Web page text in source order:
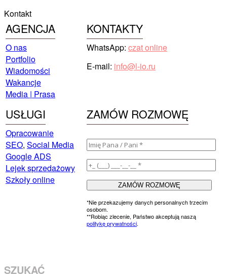
Kontakt
AGENCJA KONTAKTY
O nas
Portfolio
Wiadomości
Wakancje
Media | Prasa
WhatsApp: czat online
E-mail: info@l-io.ru
USŁUGI ZAMÓW ROZMOWĘ
Opracowanie
SEO, Social Media
Google ADS
Lejek sprzedażowy
Szkoły online
*Nie przekazujemy danych personalnych trzecim
osobom.
**Robiąc zlecenie, Państwo akceptują naszą
politykę prywatności.
SZUKAĆ